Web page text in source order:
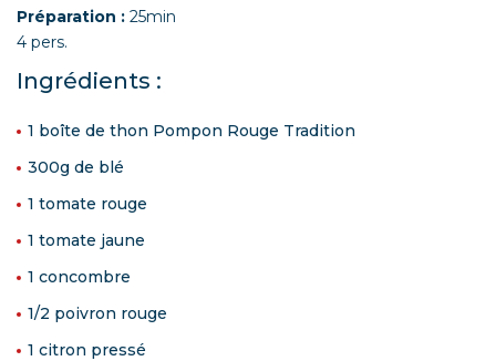
Préparation : 25min
4 pers.
Ingrédients :
1 boîte de thon Pompon Rouge Tradition
300g de blé
1 tomate rouge
1 tomate jaune
1 concombre
1/2 poivron rouge
1 citron pressé